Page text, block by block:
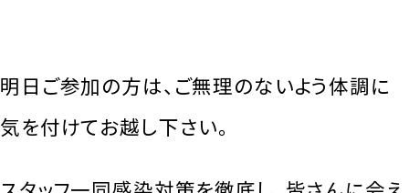
明日ご参加の方は、ご無理のないよう体調に
気を付けてお越し下さい。